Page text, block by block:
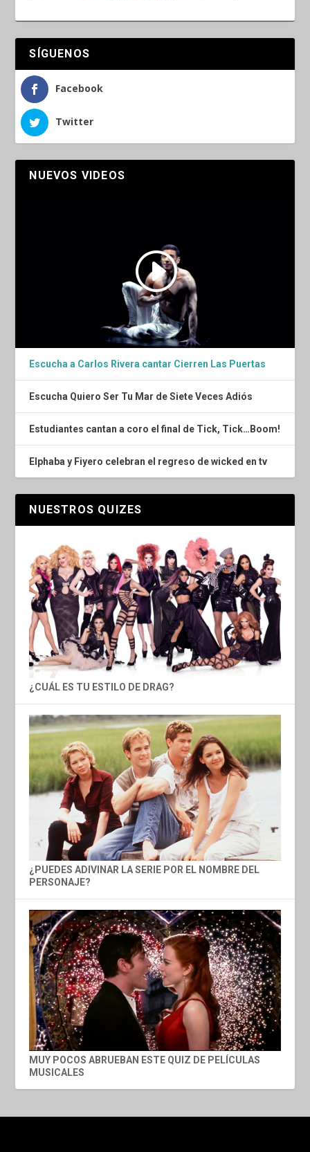
SÍGUENOS
Facebook
Twitter
NUEVOS VIDEOS
Escucha a Carlos Rivera cantar Cierren Las Puertas
Escucha Quiero Ser Tu Mar de Siete Veces Adiós
Estudiantes cantan a coro el final de Tick, Tick…Boom!
Elphaba y Fiyero celebran el regreso de wicked en tv
NUESTROS QUIZES
¿CUÁL ES TU ESTILO DE DRAG?
¿PUEDES ADIVINAR LA SERIE POR EL NOMBRE DEL
PERSONAJE?
MUY POCOS ABRUEBAN ESTE QUIZ DE PELÍCULAS
MUSICALES